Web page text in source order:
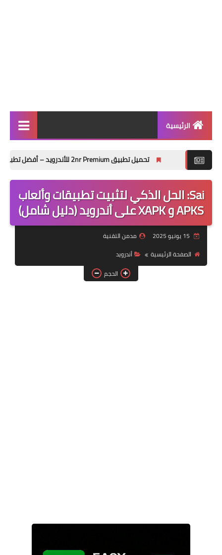
الرئيسية
كل شيء تقني مفيد
الربح من الإنترنت
استشارات بنوك إلكترونية
Offers
تحميل تطبيق 2nr Premium للأندرويد – أفضل تطبيق رقم افتراضي واتصالات SIP في 2026
Sai: الحل الذكي لتثبيت تطبيقات وألعاب
APKS و XAPK على أندرويد (دليل شامل)
مدمن التقنية
الصفحة الرئيسية
أندرويد
الحجم